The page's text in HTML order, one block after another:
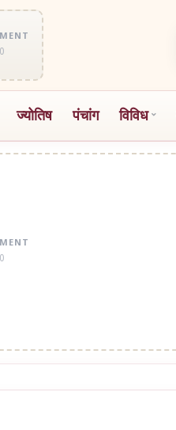
ज्योतिष पंचांग विविध